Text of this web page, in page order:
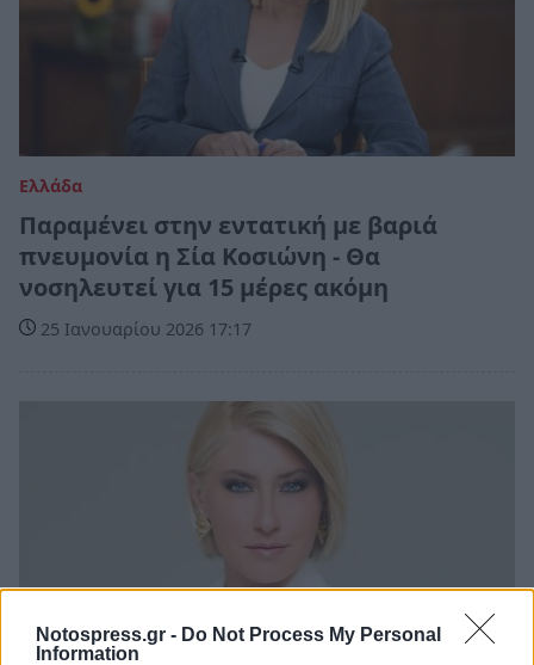
Notospress.gr - Do Not Process My Personal
Information
Ελλάδα
Παραμένει στην εντατική με βαριά
πνευμονία η Σία Κοσιώνη - Θα
νοσηλευτεί για 15 μέρες ακόμη
25 Ιανουαρίου 2026 17:17